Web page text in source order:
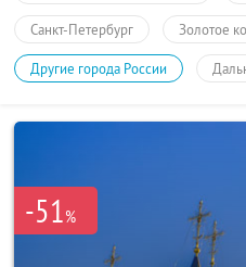
Санкт-Петербург Золотое
Другие города России
-51%